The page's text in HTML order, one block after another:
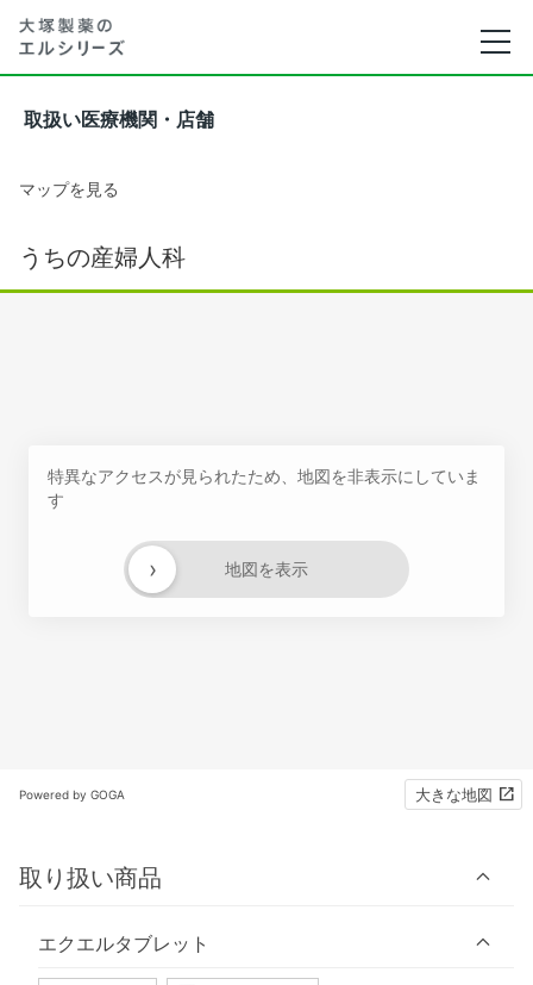
取扱い医療機関・店舗
マップを見る
うちの産婦人科
特異なアクセスが見られたため、地図を非表示にしていま
す
地図を表示
›
Powered by GOGA 大きな地図
取り扱い商品
エクエルタブレット